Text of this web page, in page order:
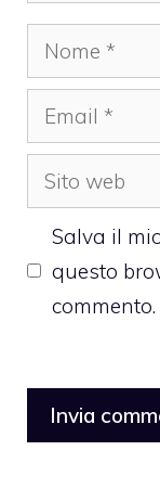
Nome
Email
Sito
web
Salva il
questo
commento.